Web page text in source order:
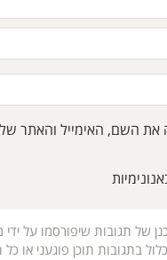
את השם, האימייל והאתר
של תגובות שיפורסמו על
בתגובות תוכן פוגעני או